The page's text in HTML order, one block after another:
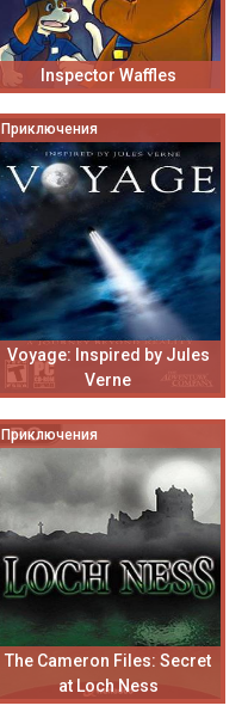
Inspector Waffles
Приключения
Voyage: Inspired by Jules
Verne
Приключения
The Cameron Files: Secret
at Loch Ness